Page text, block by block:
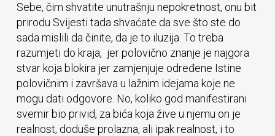
Sebe, čim shvatite unutrašnju nepokretnost, onu bit
prirodu Svijesti tada shvaćate da sve što ste do
sada mislili da činite, da je to iluzija. To treba
razumjeti do kraja, jer polovično znanje je najgora
stvar koja blokira jer zamjenjuje određene Istine
polovičnim i završava u lažnim idejama koje ne
mogu dati odgovore. No, koliko god manifestirani
svemir bio privid, za bića koja žive u njemu on je
realnost, doduše prolazna, ali ipak realnost, i to